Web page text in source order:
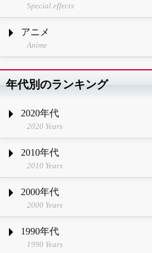
Special effects
アニメ
Anime
年代別のランキング
2020年代
2020 Years
2010年代
2010 Years
2000年代
2000 Years
1990年代
1990 Years